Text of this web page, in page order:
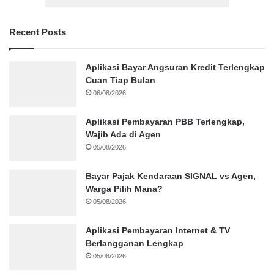
Recent Posts
Aplikasi Bayar Angsuran Kredit Terlengkap
Cuan Tiap Bulan
06/08/2026
Aplikasi Pembayaran PBB Terlengkap,
Wajib Ada di Agen
05/08/2026
Bayar Pajak Kendaraan SIGNAL vs Agen,
Warga Pilih Mana?
05/08/2026
Aplikasi Pembayaran Internet & TV
Berlangganan Lengkap
05/08/2026